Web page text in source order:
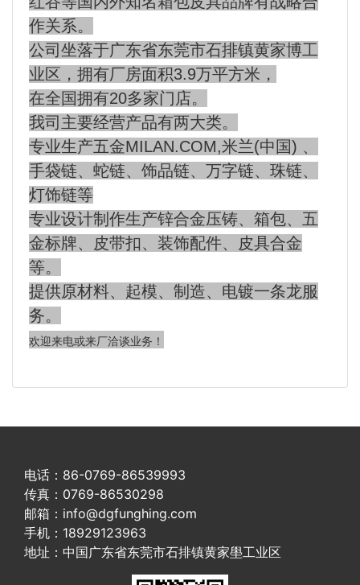
作关系。
公司坐落于广东省东莞市石排镇黄家博工
业区，拥有厂房面积3.9万平方米，
在全国拥有20多家门店。
我司主要经营产品有两大类。
专业生产五金MILAN.COM,米兰(中国) 、
手袋链、蛇链、饰品链、万字链、珠链、
灯饰链等
专业设计制作生产锌合金压铸、箱包、五
金标牌、皮带扣、装饰配件、皮具合金
等。
提供原材料、起模、制造、电镀一条龙服
务。
欢迎来电或来厂洽谈业务！
电话：86-0769-86539993
传真：0769-86530298
邮箱：info@dgfunghing.com
手机：18929123963
地址：中国广东省东莞市石排镇黄家壆工业区